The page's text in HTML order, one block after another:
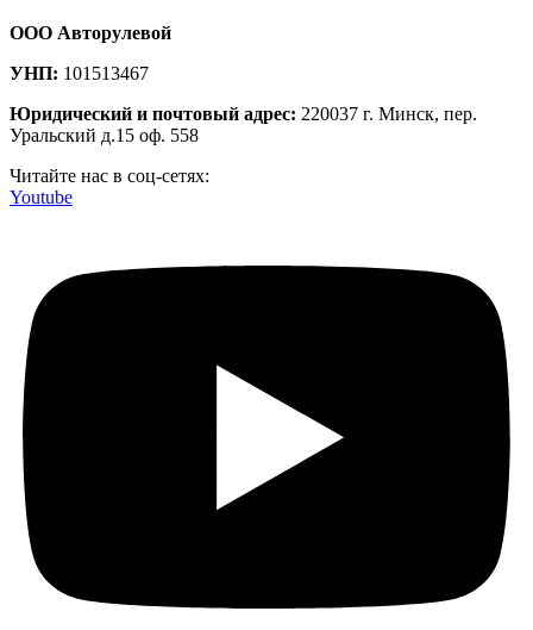
ООО Авторулевой
УНП: 101513467
Юридический и почтовый адрес: 220037 г. Минск, пер.
Уральский д.15 оф. 558
Читайте нас в соц-сетях:
Youtube